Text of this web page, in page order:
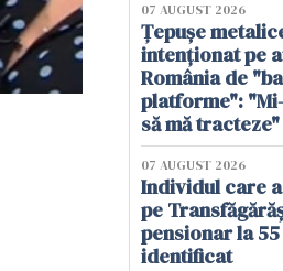
07 AUGUST 2026
Țepușe
intenționat pe
România de
platforme":
să mă tracteze"
07 AUGUST 2026
Individul care
pe
pensionar la
identificat